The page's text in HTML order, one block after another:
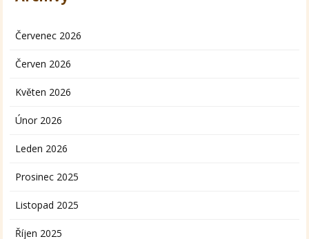
Červenec 2026
Červen 2026
Květen 2026
Únor 2026
Leden 2026
Prosinec 2025
Listopad 2025
Říjen 2025